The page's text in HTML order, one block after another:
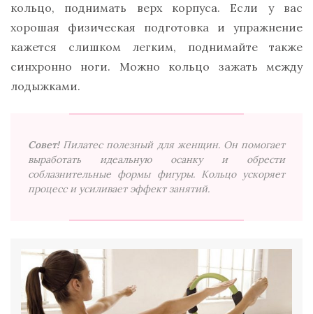
кольцо, поднимать верх корпуса. Если у вас
хорошая физическая подготовка и упражнение
кажется слишком легким, поднимайте также
синхронно ноги. Можно кольцо зажать между
лодыжками.
Совет! Пилатес полезный для женщин. Он помогает
выработать идеальную осанку и обрести
соблазнительные формы фигуры. Кольцо ускоряет
процесс и усиливает эффект занятий.